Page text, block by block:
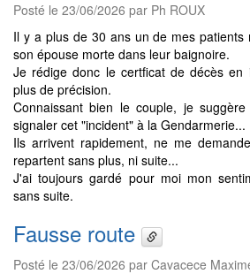
Posté le 23/06/2026 par Ph ROUX
Il y a plus de 30 ans un de mes
son épouse morte dans leur baignoire.
Je rédige donc le certficat de décès en
plus de précision.
Connaissant bien le couple, je
signaler cet "incident" à la Gendarmerie...
Ils arrivent rapidement, ne me
repartent sans plus, ni suite...
J'ai toujours gardé pour moi mon
sans suite.
Fausse route
Posté le 23/06/2026 par Cavacece